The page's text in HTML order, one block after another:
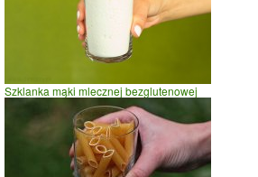
Szklanka mąki mlecznej bezglutenowej